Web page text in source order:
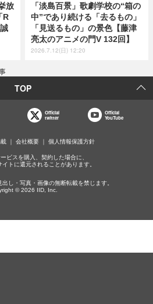
放
R
「淡島百景」歌劇学校の“箱の
中”であり続ける「去るもの」
「見送るもの」の景色【藤津
亮太のアニメの門V 132回】
2026.7.12(日) 12:20
TOP
Official
twitter
Official
YouTube
会社概要 個人情報保護方針
ビスを購入、契約した場合に、
トに還元されることがあります。
し・写真・画像の無断転載を禁じます。
© 2026 IID, Inc.